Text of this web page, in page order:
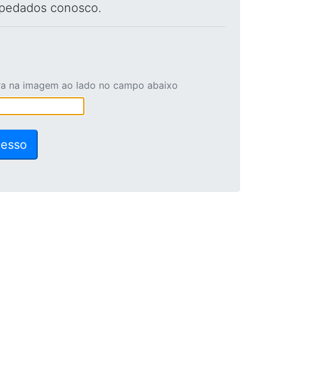
conosco.
na imagem ao lado no campo abaixo